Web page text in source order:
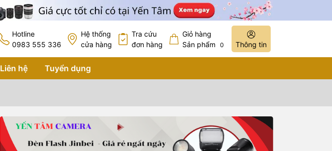
Hotline
0983 555 336
Hệ thống
cửa hàng
Tra cứu
đơn hàng
Giỏ hàng
Sản phẩm
0 Thông tin
Liên hệ Tuyển dụng